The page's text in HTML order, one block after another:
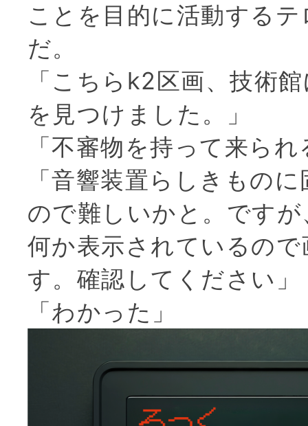
ことを目的に活動する
だ。
「こちらk2区画、技術
を見つけました。」
「不審物を持って来ら
「音響装置らしきもの
ので難しいかと。です
何か表示されているの
す。確認してください」
「わかった」